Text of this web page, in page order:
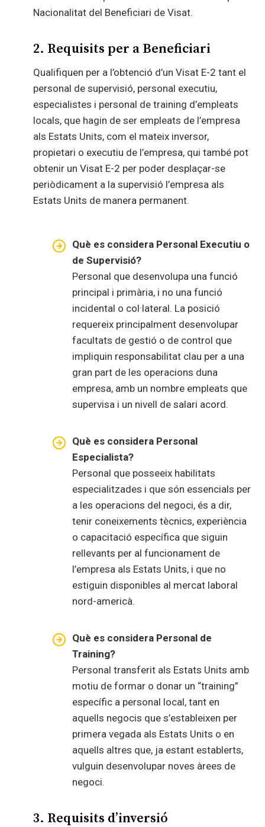
Nacionalitat del Beneficiari de Visat.
2. Requisits per a Beneficiari
Qualifiquen per a l’obtenció d’un Visat E-2 tant el
personal de supervisió, personal executiu,
especialistes i personal de training d’empleats
locals, que hagin de ser empleats de l’empresa
als Estats Units, com el mateix inversor,
propietari o executiu de l’empresa, qui també pot
obtenir un Visat E-2 per poder desplaçar-se
periòdicament a la supervisió l’empresa als
Estats Units de manera permanent.
Què es considera Personal Executiu o
de Supervisió?
Personal que desenvolupa una funció
principal i primària, i no una funció
incidental o col·lateral. La posició
requereix principalment desenvolupar
facultats de gestió o de control que
impliquin responsabilitat clau per a una
gran part de les operacions duna
empresa, amb un nombre empleats que
supervisa i un nivell de salari acord.
Què es considera Personal
Especialista?
Personal que posseeix habilitats
especialitzades i que són essencials per
a les operacions del negoci, és a dir,
tenir coneixements tècnics, experiència
o capacitació específica que siguin
rellevants per al funcionament de
l’empresa als Estats Units, i que no
estiguin disponibles al mercat laboral
nord-americà.
Què es considera Personal de
Training?
Personal transferit als Estats Units amb
motiu de formar o donar un “training”
específic a personal local, tant en
aquells negocis que s’estableixen per
primera vegada als Estats Units o en
aquells altres que, ja estant establerts,
vulguin desenvolupar noves àrees de
negoci.
3. Requisits d’inversió